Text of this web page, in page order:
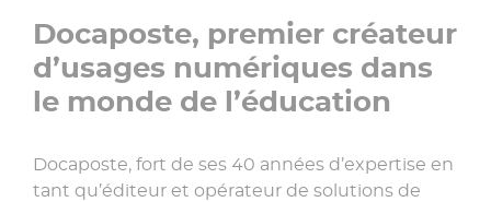
Docaposte, premier créateur
d’usages numériques dans
le monde de l’éducation
Docaposte, fort de ses 40 années d’expertise en
tant qu’éditeur et opérateur de solutions de